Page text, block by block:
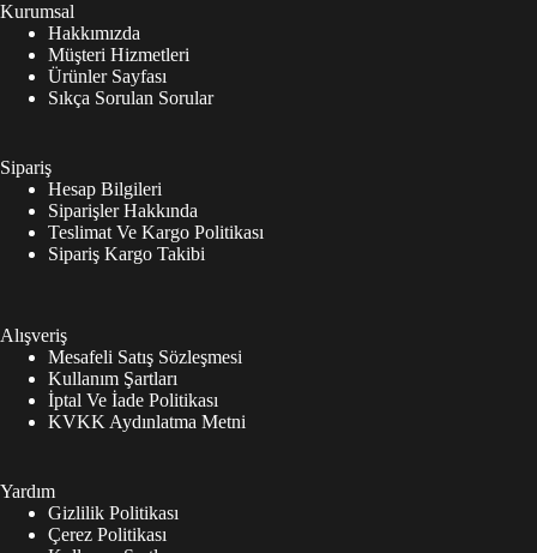
Kurumsal
Hakkımızda
Müşteri Hizmetleri
Ürünler Sayfası
Sıkça Sorulan Sorular
Sipariş
Hesap Bilgileri
Siparişler Hakkında
Teslimat Ve Kargo Politikası
Sipariş Kargo Takibi
Alışveriş
Mesafeli Satış Sözleşmesi
Kullanım Şartları
İptal Ve İade Politikası
KVKK Aydınlatma Metni
Yardım
Gizlilik Politikası
Çerez Politikası